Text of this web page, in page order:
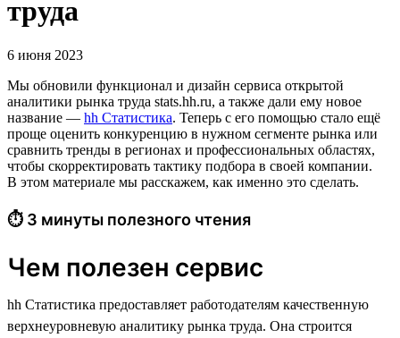
труда
6 июня 2023
Мы обновили функционал и дизайн сервиса открытой
аналитики рынка труда stats.hh.ru, а также дали ему новое
название — hh Cтатистика. Теперь с его помощью стало ещё
проще оценить конкуренцию в нужном сегменте рынка или
сравнить тренды в регионах и профессиональных областях,
чтобы скорректировать тактику подбора в своей компании.
В этом материале мы расскажем, как именно это сделать.
⏱ 3 минуты полезного чтения
Чем полезен сервис
hh Статистика предоставляет работодателям качественную
верхнеуровневую аналитику рынка труда. Она строится